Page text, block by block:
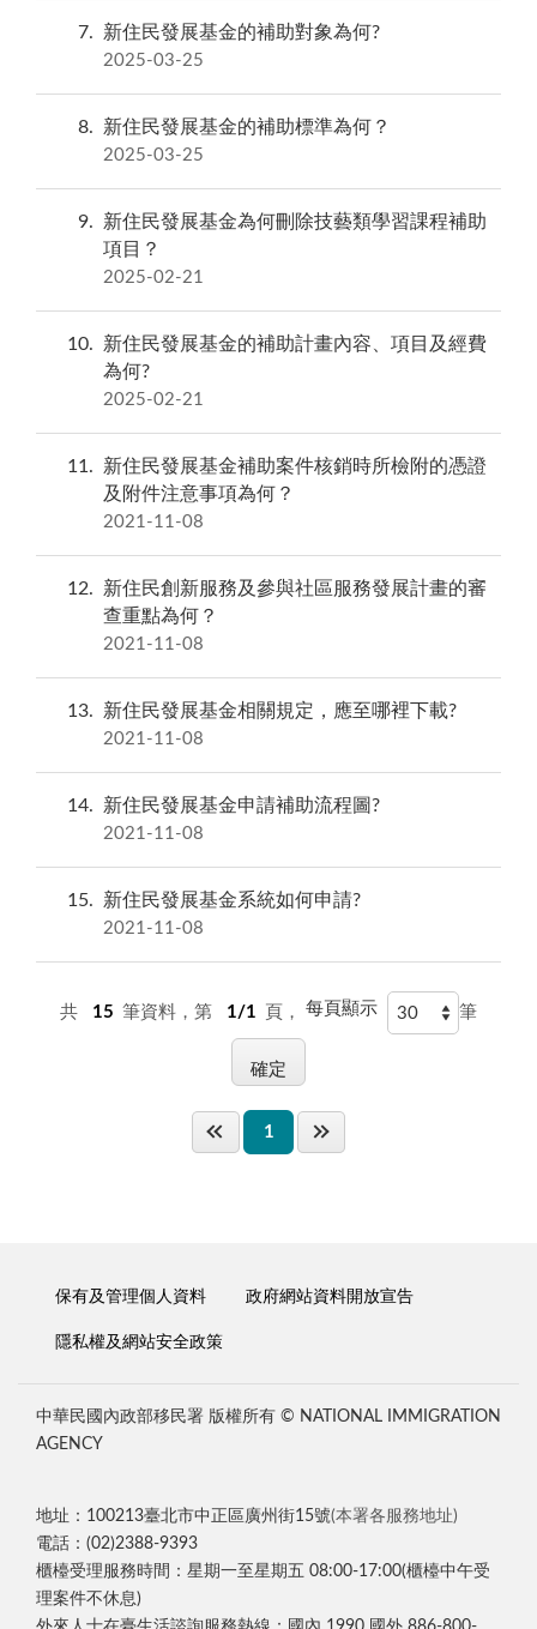
7 新住民發展基金的補助對象為何?
2025-03-25
8 新住民發展基金的補助標準為何？
2025-03-25
9
新住民發展基金為何刪除技藝類學習課程補助
項目？
2025-02-21
10
新住民發展基金的補助計畫內容、項目及經費
為何?
2025-02-21
11
新住民發展基金補助案件核銷時所檢附的憑證
及附件注意事項為何？
2021-11-08
12
新住民創新服務及參與社區服務發展計畫的審
查重點為何？
2021-11-08
13 新住民發展基金相關規定，應至哪裡下載?
2021-11-08
14 新住民發展基金申請補助流程圖?
2021-11-08
15 新住民發展基金系統如何申請?
2021-11-08
共 15 筆資料，第 1/1 頁， 每頁顯示 筆
1
保有及管理個人資料 政府網站資料開放宣告
隱私權及網站安全政策
中華民國內政部移民署 版權所有 © NATIONAL IMMIGRATION
AGENCY
地址：100213臺北市中正區廣州街15號(本署各服務地址)
電話：(02)2388-9393
櫃檯受理服務時間：星期一至星期五 08:00-17:00(櫃檯中午受
理案件不休息)